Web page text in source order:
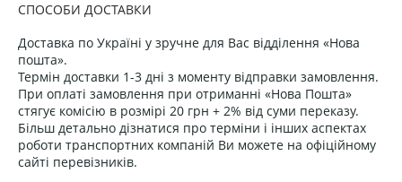
СПОСОБИ ДОСТАВКИ
Доставка по Україні у зручне для Вас відділення «Нова
пошта».
Термін доставки 1-3 дні з моменту відправки замовлення.
При оплаті замовлення при отриманні «Нова Пошта»
стягує комісію в розмірі 20 грн + 2% від суми переказу.
Більш детально дізнатися про терміни і інших аспектах
роботи транспортних компаній Ви можете на офіційному
сайті перевізників.